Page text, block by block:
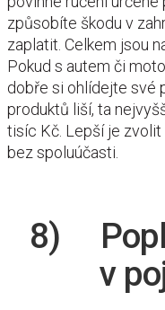
způsobíte škodu v
zaplatit. Celkem jsou
Pokud s autem či
dobře si ohlídejte své
produktů liší, ta
tisíc Kč. Lepší je zvolit
bez spoluúčasti.
8)
v